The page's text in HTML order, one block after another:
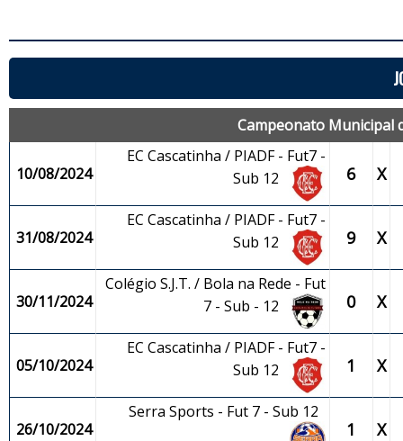
Campeonato Municipal
10/08/2024
EC Cascatinha / PIADF - Fut7 -
Sub 12
6 X
31/08/2024
EC Cascatinha / PIADF - Fut7 -
Sub 12
9 X
30/11/2024
Colégio S.J.T. / Bola na Rede - Fut
7 - Sub - 12
0 X
05/10/2024
EC Cascatinha / PIADF - Fut7 -
Sub 12
1 X
26/10/2024
Serra Sports - Fut 7 - Sub 12
1 X